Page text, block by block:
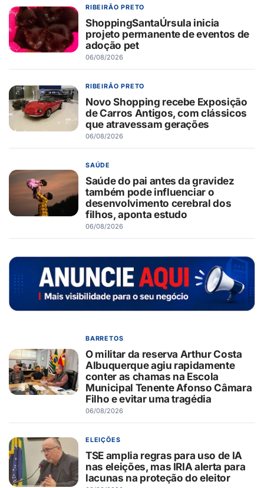
RIBEIRÃO PRETO
ShoppingSantaÚrsula inicia
projeto permanente de eventos de
adoção pet
06/08/2026
RIBEIRÃO PRETO
Novo Shopping recebe Exposição
de Carros Antigos, com clássicos
que atravessam gerações
06/08/2026
SAÚDE
Saúde do pai antes da gravidez
também pode influenciar o
desenvolvimento cerebral dos
filhos, aponta estudo
06/08/2026
BARRETOS
O militar da reserva Arthur Costa
Albuquerque agiu rapidamente
conter as chamas na Escola
Municipal Tenente Afonso Câmara
Filho e evitar uma tragédia
06/08/2026
ELEIÇÕES
TSE amplia regras para uso de IA
nas eleições, mas IRIA alerta para
lacunas na proteção do eleitor